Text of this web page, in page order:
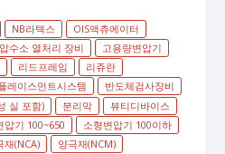
NB라텍스
OIS액츄에이터
수소 열처리 장비
고용량변압기
리드프레임
리쥬란
레이스먼트시스템
반도체검사장비
실 포함) 분리막
뷰티디바이스
압기 100~650
소형변압기 100이하
재(NCA)
양극재(NCM)